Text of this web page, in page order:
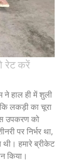
रेट करें
ने हाल ही में शुली
लकड़ी का चूरा
उपकरण को
पर निर्भर था,
हमारे ब्रीकेट
किया।